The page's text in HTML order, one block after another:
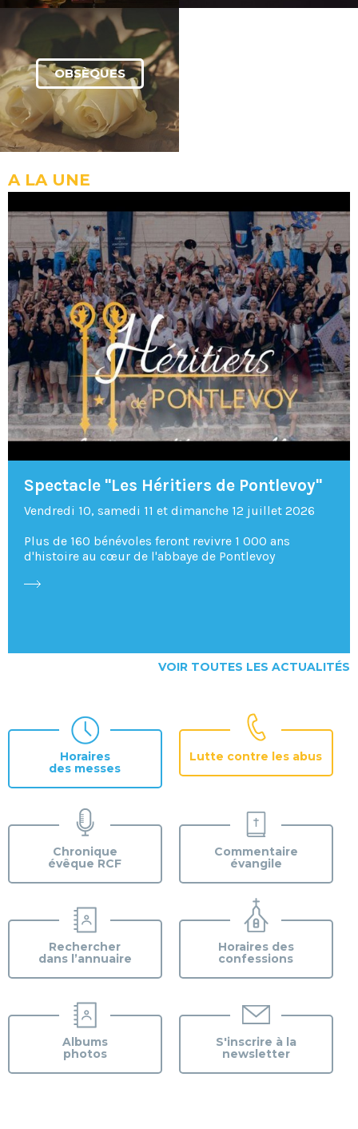
OBSÈQUES
A LA UNE
Spectacle "Les Héritiers de Pontlevoy"
Vendredi 10, samedi 11 et dimanche 12 juillet 2026
Plus de 160 bénévoles feront revivre 1 000 ans
d'histoire au cœur de l'abbaye de Pontlevoy
VOIR TOUTES LES ACTUALITÉS
Horaires
des messes
Lutte contre les abus
Chronique
évêque RCF
Commentaire
évangile
Rechercher
dans l’annuaire
Horaires des
confessions
Albums
photos
S'inscrire à la
newsletter